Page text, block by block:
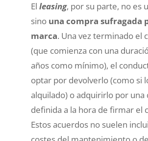
El leasing, por su parte, no es
sino una compra sufragada
marca. Una vez terminado el
(que comienza con una
años como mínimo), el
optar por devolverlo (como si
alquilado) o adquirirlo por una
definida a la hora de firmar el
Estos acuerdos no suelen